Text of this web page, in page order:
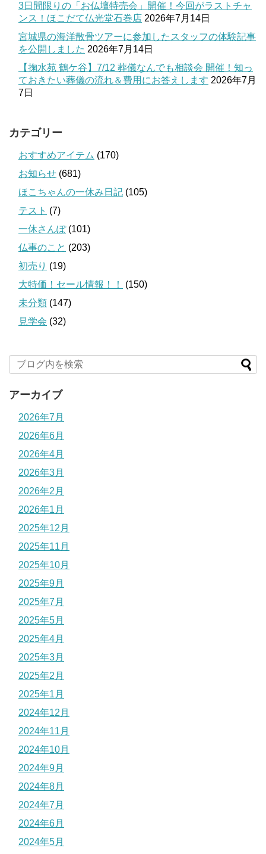
3日間限りの「お仏壇特売会」開催！今回がラストチャ
ンス！ほこだて仏光堂石巻店 2026年7月14日
宮城県の海洋散骨ツアーに参加したスタッフの体験記事
を公開しました 2026年7月14日
【掬水苑 鶴ケ谷】7/12 葬儀なんでも相談会 開催！知っ
ておきたい葬儀の流れ＆費用にお答えします 2026年7月
7日
カテゴリー
おすすめアイテム (170)
お知らせ (681)
ほこちゃんの一休み日記 (105)
テスト (7)
一休さんぽ(101)
仏事のこと (203)
初売り (19)
大特価！セール情報！！
(150)
未分類 (147)
見学会 (32)
アーカイブ
2026年7月
2026年6月
2026年4月
2026年3月
2026年2月
2026年1月
2025年12月
2025年11月
2025年10月
2025年9月
2025年7月
2025年5月
2025年4月
2025年3月
2025年2月
2025年1月
2024年12月
2024年11月
2024年10月
2024年9月
2024年8月
2024年7月
2024年6月
2024年5月